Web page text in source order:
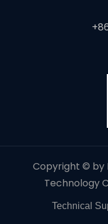
Copyright © by
Technology
Technical